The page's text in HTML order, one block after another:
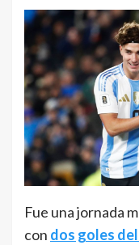
Fue una jornada
con dos goles